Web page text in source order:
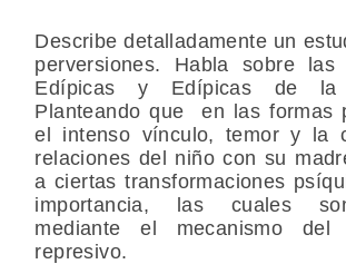
Describe detalladamente un
perversiones. Habla sobre las
Edípicas y Edípicas de la
Planteando que en las formas
el intenso vínculo, temor y la
relaciones del niño con su
a ciertas transformaciones
importancia, las cuales
mediante el mecanismo del
represivo.